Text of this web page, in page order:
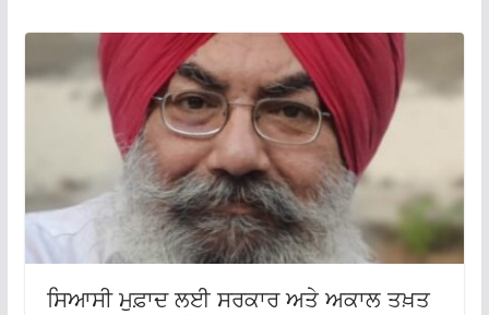
ਸਿਆਸੀ ਮੁਫ਼ਾਦ ਲਈ ਸਰਕਾਰ ਅਤੇ ਅਕਾਲ ਤਖ਼ਤ